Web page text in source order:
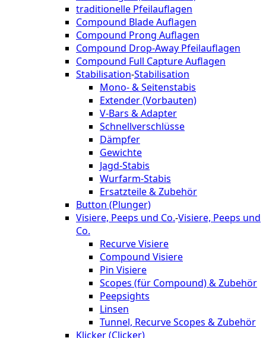
traditionelle Pfeilauflagen
Compound Blade Auflagen
Compound Prong Auflagen
Compound Drop-Away Pfeilauflagen
Compound Full Capture Auflagen
Stabilisation-Stabilisation
Mono- & Seitenstabis
Extender (Vorbauten)
V-Bars & Adapter
Schnellverschlüsse
Dämpfer
Gewichte
Jagd-Stabis
Wurfarm-Stabis
Ersatzteile & Zubehör
Button (Plunger)
Visiere, Peeps und Co.-Visiere, Peeps und
Co.
Recurve Visiere
Compound Visiere
Pin Visiere
Scopes (für Compound) & Zubehör
Peepsights
Linsen
Tunnel, Recurve Scopes & Zubehör
Klicker (Clicker)